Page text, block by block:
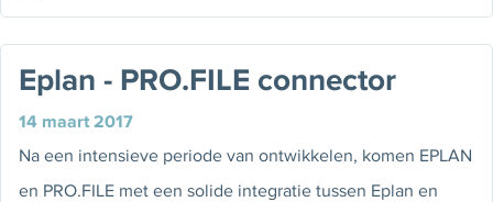
Eplan - PRO.FILE connector
14 maart 2017
Na een intensieve periode van ontwikkelen, komen EPLAN
en PRO.FILE met een solide integratie tussen Eplan en